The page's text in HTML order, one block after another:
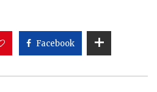
Facebook